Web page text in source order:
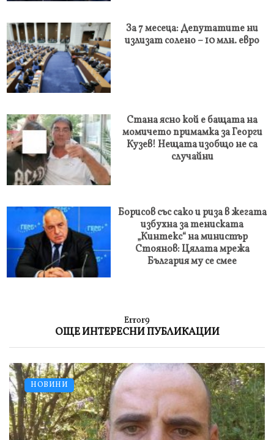
За 7 месеца: Депутатите ни
излизат солено – 10 млн. евро
Стана ясно кой е бащата на
момичето примамка за Георги
Кузев! Нещата изобщо не са
случайни
Борисов със сако и риза в жегата
избухна за тениската
„Кинтекс“ на министър
Стоянов: Цялата мрежа
България му се смее
Error9
ОЩЕ ИНТЕРЕСНИ ПУБЛИКАЦИИ
НОВИНИ